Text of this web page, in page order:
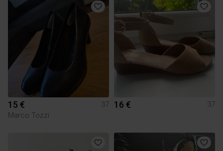
15 €
37
Marco Tozzi
16 € 37